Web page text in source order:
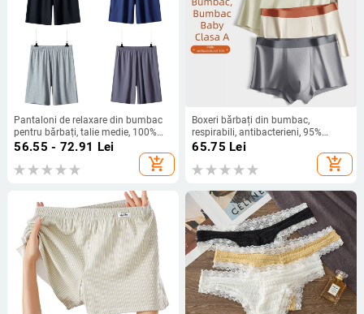
Pantaloni de relaxare din bumbac
pentru bărbați, talie medie, 100%
bumbac, țesătură 40s, pentru toate
anotimpurile, căptușeală în zona
cracului din bumbac
56.55 - 72.91 Lei
add_shopping_cart
Boxeri bărbați din bumbac,
respirabili, antibacterieni, 95%
bumbac, talie medie, fără cusături
65.75 Lei
add_shopping_cart